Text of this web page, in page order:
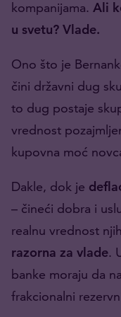
kompanijama. Ali
u svetu? Vlade.
Ono što je
čini državni dug
to dug postaje
vrednost
kupovna moć
Dakle, dok je
– čineći dobra i
realnu vrednost
razorna za vlade.
banke moraju da
frakcionalni